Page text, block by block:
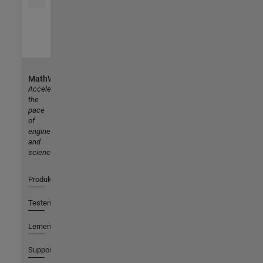
MathWorks
Accelerating
the
pace
of
engineering
and
science
Produkte
Testen oder Kaufen
Lernen
Support